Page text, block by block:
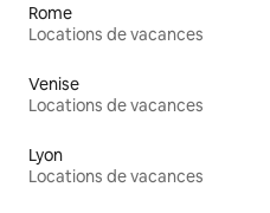
Rome
Locations de vacances
Venise
Locations de vacances
Lyon
Locations de vacances